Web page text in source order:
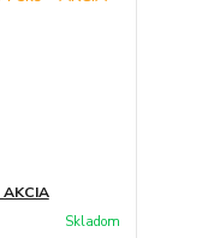
Skladom